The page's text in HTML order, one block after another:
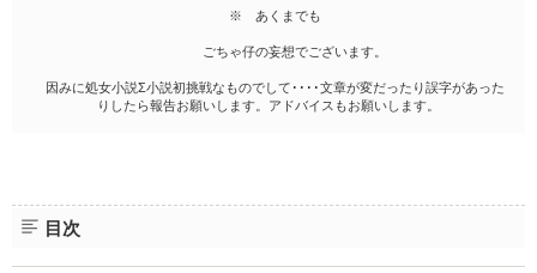
※ あくまでも
ごちゃ仔の妄想でございます。
因みに処女小説Σ小説初挑戦なものでして････文章が変だったり誤字があった
りしたら報告お願いします。アドバイスもお願いします。
目次